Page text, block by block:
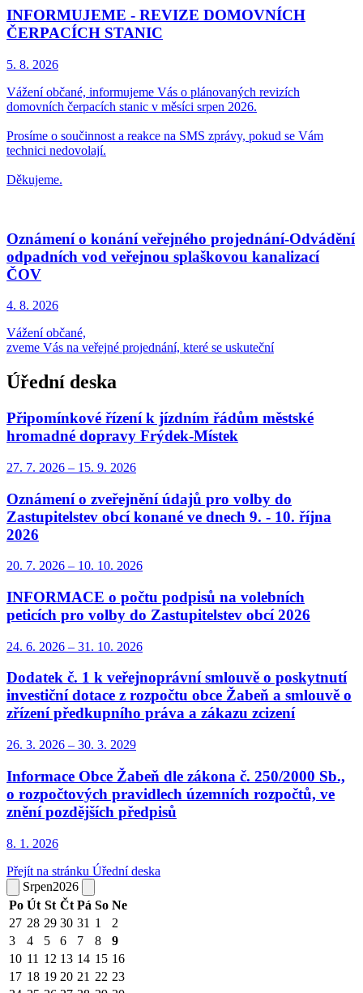
INFORMUJEME - REVIZE DOMOVNÍCH
ČERPACÍCH STANIC
5. 8. 2026
Vážení občané, informujeme Vás o plánovaných revizích
domovních čerpacích stanic v měsíci srpen 2026.
Prosíme o součinnost a reakce na SMS zprávy, pokud se Vám
technici nedovolají.
Děkujeme.
Oznámení o konání veřejného projednání-Odvádění
odpadních vod veřejnou splaškovou kanalizací
ČOV
4. 8. 2026
Vážení občané,
zveme Vás na veřejné projednání, které se uskuteční
Úřední deska
Připomínkové řízení k jízdním řádům městské
hromadné dopravy Frýdek-Místek
27. 7. 2026 – 15. 9. 2026
Oznámení o zveřejnění údajů pro volby do
Zastupitelstev obcí konané ve dnech 9. - 10. října
2026
20. 7. 2026 – 10. 10. 2026
INFORMACE o počtu podpisů na volebních
peticích pro volby do Zastupitelstev obcí 2026
24. 6. 2026 – 31. 10. 2026
Dodatek č. 1 k veřejnoprávní smlouvě o poskytnutí
investiční dotace z rozpočtu obce Žabeň a smlouvě o
zřízení předkupního práva a zákazu zcizení
26. 3. 2026 – 30. 3. 2029
Informace Obce Žabeň dle zákona č. 250/2000 Sb.,
o rozpočtových pravidlech územních rozpočtů, ve
znění pozdějších předpisů
8. 1. 2026
Přejít na stránku Úřední deska
Srpen2026
Po Út St Čt Pá So Ne
27 28 29 30 31 1
2
3
4 5 6 7 8
9
10 11 12 13 14 15 16
17 18 19 20 21 22 23